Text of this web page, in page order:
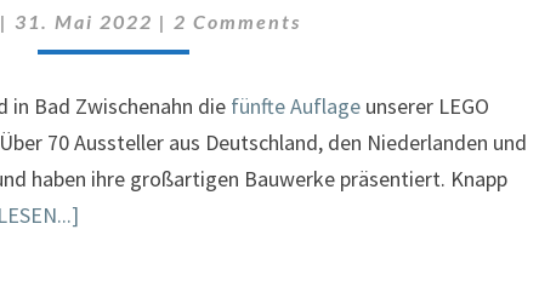
2022:
WIR
DANKE!
| 31. Mai 2022 | Comments
2 Comments
in Bad Zwischenahn die fünfte Auflage unserer LEGO
70 Aussteller aus Deutschland, den Niederlanden und
haben ihre großartigen Bauwerke präsentiert. Knapp